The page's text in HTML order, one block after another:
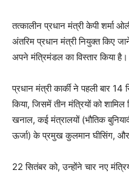
तत्कालीन प्रधान मंत्री केपी शर्मा
अंतरिम प्रधान मंत्री नियुक्त किए
अपने मंत्रिमंडल का विस्तार किया है।
प्रधान मंत्री कार्की ने पहली बार
किया, जिसमें तीन मंत्रियों को
खनाल, कई मंत्रालयों (भौतिक
ऊर्जा) के प्रमुख कुलमान घीसिंग,
22 सितंबर को, उन्होंने चार नए